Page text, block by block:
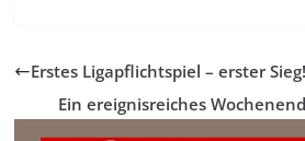
Erstes Ligapflichtspiel – erster Sieg!
Ein ereignisreiches